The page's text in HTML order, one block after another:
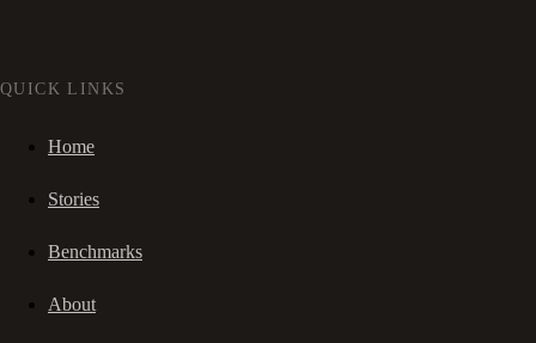
QUICK LINKS
Home
Stories
Benchmarks
About